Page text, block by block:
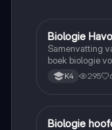
Biologie
Biologie
Samenvatting
boek biologie
K4 295
Biologie
Biologie